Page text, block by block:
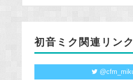
初音ミク関連リンク